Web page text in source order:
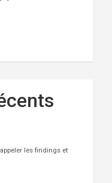
les findings et